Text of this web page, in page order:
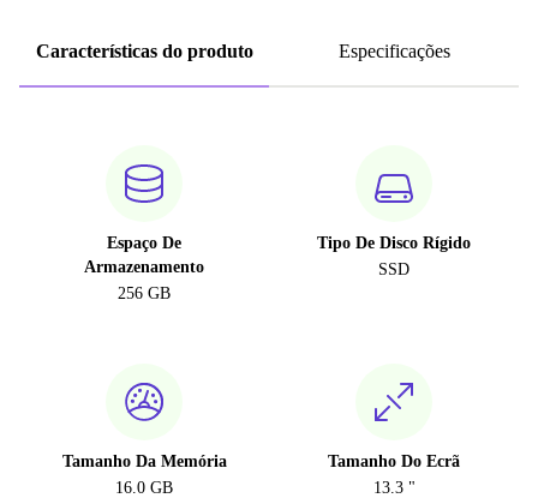
Características do produto Especificações
Espaço De
Armazenamento
256 GB
Tipo De Disco Rígido
SSD
Tamanho Da Memória
16.0 GB
Tamanho Do Ecrã
13.3 "